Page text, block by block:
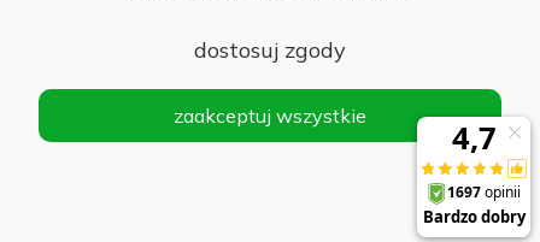
© 2025 Wszelkie prawa zastrzeżone. Serwis własnością:
Sp. z o.o.
Siedziba: 02-486 WARSZAWA, Al. Jerozolimskie 176, NIP
1132646403 KRS nr 0000271999
realizacja imodules
dostosuj zgody
zaakceptuj wszystkie